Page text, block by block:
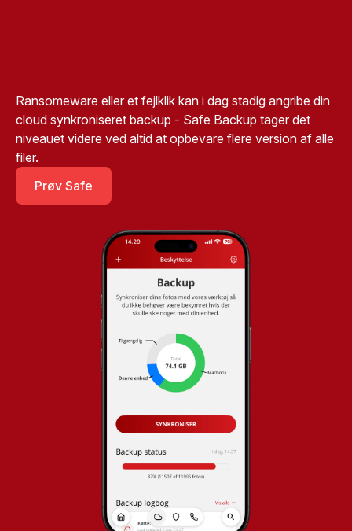
Ransomeware eller et fejlklik kan i dag stadig angribe din
cloud synkroniseret backup - Safe Backup tager det
niveauet videre ved altid at opbevare flere version af alle
filer.
Prøv Safe